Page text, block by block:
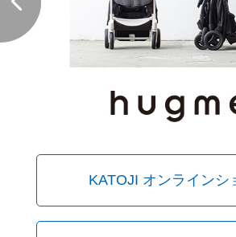
KATOJI オンラインシ